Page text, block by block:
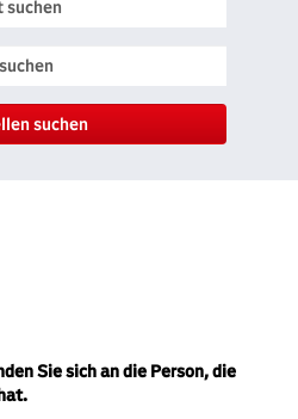
suchen
Sie sich an die Person, die